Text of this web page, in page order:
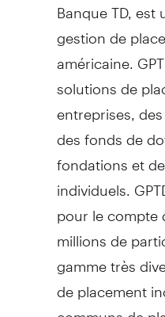
gestion de
américaine.
solutions de
entreprises,
des fonds de
fondations et
individuels.
pour le compte
millions de
gamme très
de placement
communs de